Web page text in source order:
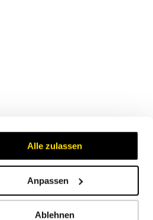
Alle zulassen
Anpassen
Ablehnen